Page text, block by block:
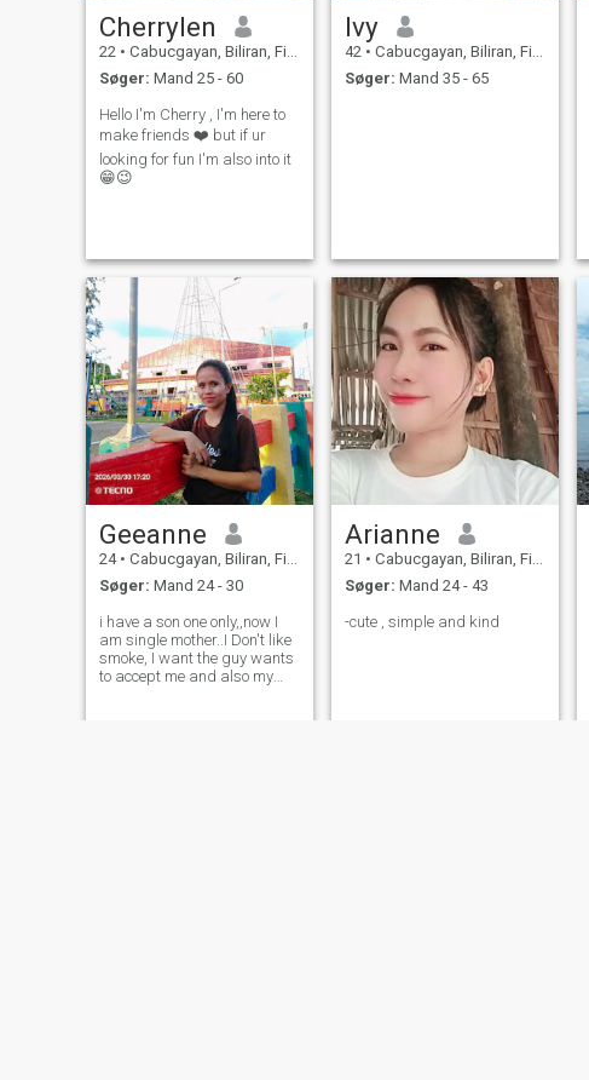
Cherrylen
22 • Cabucgayan, Biliran, Filippinerne
Søger: Mand 25 - 60
Hello I'm Cherry , I'm here to
make friends ❤️ but if ur
looking for fun I'm also into it
😁😉
Ivy
42 • Cabucgayan, Biliran, Filippinerne
Søger: Mand 35 - 65
Geeanne
24 • Cabucgayan, Biliran, Filippinerne
Søger: Mand 24 - 30
i have a son one only,,now I
am single mother..I Don't like
smoke, I want the guy wants
to accept me and also my
Arianne
21 • Cabucgayan, Biliran, Filippinerne
Søger: Mand 24 - 43
-cute , simple and kind